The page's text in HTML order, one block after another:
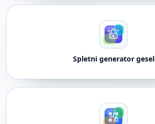
Spletni generator gesel